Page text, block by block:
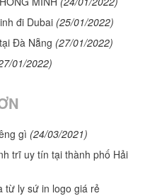
đi Dubai (25/01/2022)
Đà Nẵng (27/01/2022)
01/2022)
gì (24/03/2021)
trĩ uy tín tại thành phố Hải
từ ly sứ in logo giá rẻ